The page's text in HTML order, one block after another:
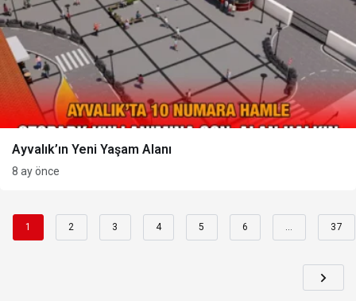
Ayvalık’ın Yeni Yaşam Alanı
8 ay önce
1 2 3 4 5 6 … 37